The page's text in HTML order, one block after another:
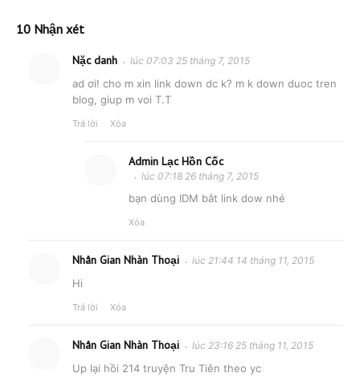
10 Nhận xét
Nặc danh lúc 07:03 25 tháng 7, 2015
ad ơi! cho m xin link down dc k? m k down duoc tren
blog, giup m voi T.T
Trả lời Xóa
Admin Lạc Hồn Cốc
lúc 07:18 26 tháng 7, 2015
bạn dùng IDM bắt link dow nhé
Xóa
Nhân Gian Nhàn Thoại lúc 21:44 14 tháng 11, 2015
Hi
Trả lời Xóa
Nhân Gian Nhàn Thoại lúc 23:16 25 tháng 11, 2015
Up lại hồi 214 truyện Tru Tiên theo yc